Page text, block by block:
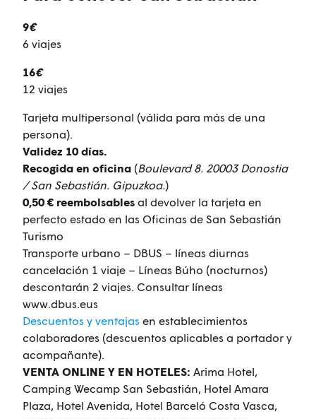
9€
6 viajes
16€
12 viajes
Tarjeta multipersonal (válida para más de una
persona).
Validez 10 días.
Recogida en oficina (Boulevard 8. 20003 Donostia
/ San Sebastián. Gipuzkoa.)
0,50 € reembolsables al devolver la tarjeta en
perfecto estado en las Oficinas de San Sebastián
Turismo
Transporte urbano – DBUS – líneas diurnas
cancelación 1 viaje – Líneas Búho (nocturnos)
descontarán 2 viajes. Consultar líneas
www.dbus.eus
Descuentos y ventajas en establecimientos
colaboradores (descuentos aplicables a portador y
acompañante).
VENTA ONLINE Y EN HOTELES: Arima Hotel,
Camping Wecamp San Sebastián, Hotel Amara
Plaza, Hotel Avenida, Hotel Barceló Costa Vasca,